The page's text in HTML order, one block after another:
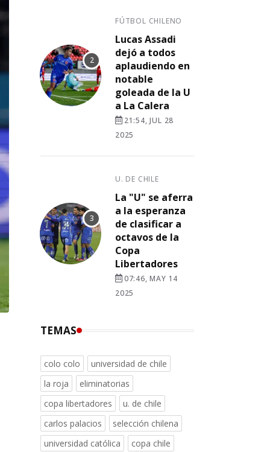
FÚTBOL CHILENO
Lucas Assadi
dejó a todos
aplaudiendo en
notable
goleada de la U
a La Calera
21:54, JUL 28
2025
U. DE CHILE
La "U" se aferra
a la esperanza
de clasificar a
octavos de la
Copa
Libertadores
07:46, MAY 14
2025
TEMAS
colo colo
universidad de chile
la roja
eliminatorias
copa libertadores
u. de chile
carlos palacios
selección chilena
universidad católica
copa chile